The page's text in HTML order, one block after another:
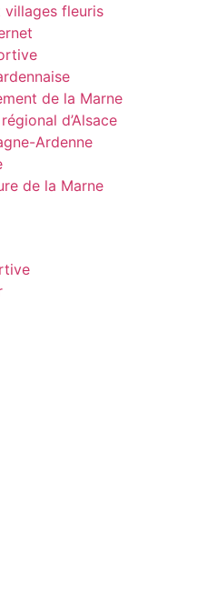
villages fleuris
de la Marne
d’Alsace
Ardenne
de la Marne